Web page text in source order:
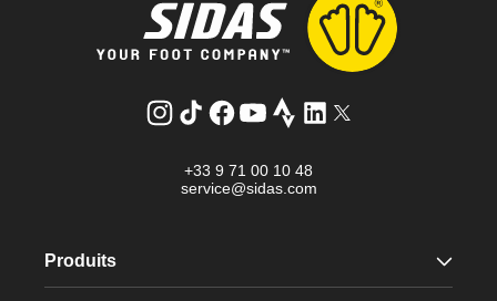
Instagram
Tik
Facebook
YouTube
StravaLinkedInTwitter
+33 9 71 00 10 48
service@sidas.com
Produits